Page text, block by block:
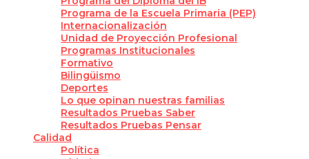
Programa de la Escuela Primaria (PEP)
Internacionalización
Unidad de Proyección Profesional
Programas Institucionales
Formativo
Bilingüismo
Deportes
Lo que opinan nuestras familias
Resultados Pruebas Saber
Resultados Pruebas Pensar
Calidad
Política